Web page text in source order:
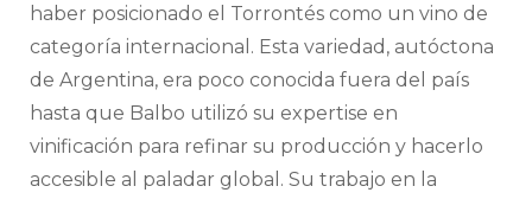
haber posicionado el Torrontés como un vino de
categoría internacional. Esta variedad, autóctona
de Argentina, era poco conocida fuera del país
hasta que Balbo utilizó su expertise en
vinificación para refinar su producción y hacerlo
accesible al paladar global. Su trabajo en la